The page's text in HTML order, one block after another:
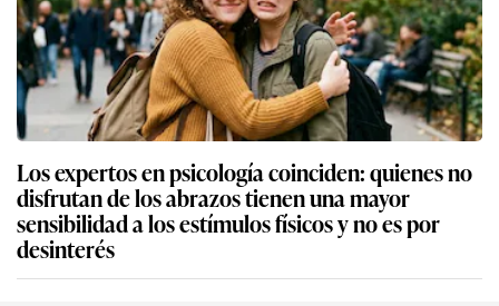
Los expertos en psicología coinciden: quienes no
disfrutan de los abrazos tienen una mayor
sensibilidad a los estímulos físicos y no es por
desinterés